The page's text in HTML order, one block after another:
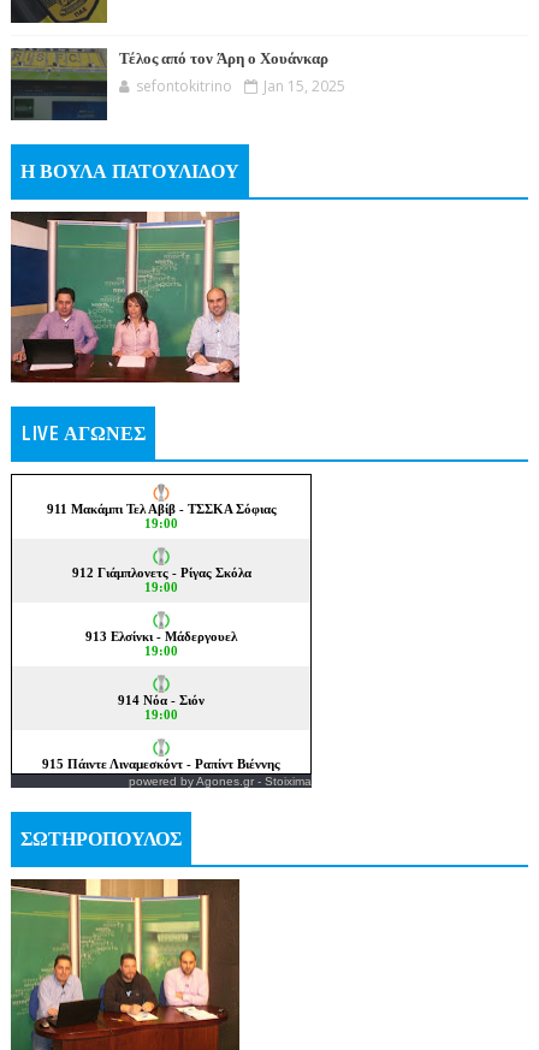
Τέλος από τον Άρη ο Χουάνκαρ
sefontokitrino Jan 15, 2025
Η ΒΟΥΛΑ ΠΑΤΟΥΛΙΔΟΥ
LIVE ΑΓΩΝΕΣ
powered byAgones.gr- Stoixima
ΣΩΤΗΡΟΠΟΥΛΟΣ